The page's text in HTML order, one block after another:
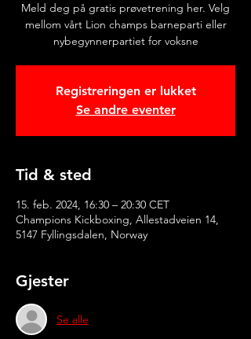
Meld deg på gratis prøvetrening her. Velg
mellom vårt Lion champs barneparti eller
nybegynnerpartiet for voksne
Registreringen er lukket
Se andre eventer
Tid & sted
15. feb. 2024, 16:30 – 20:30 CET
Champions Kickboxing, Allestadveien 14,
5147 Fyllingsdalen, Norway
Gjester
Se alle